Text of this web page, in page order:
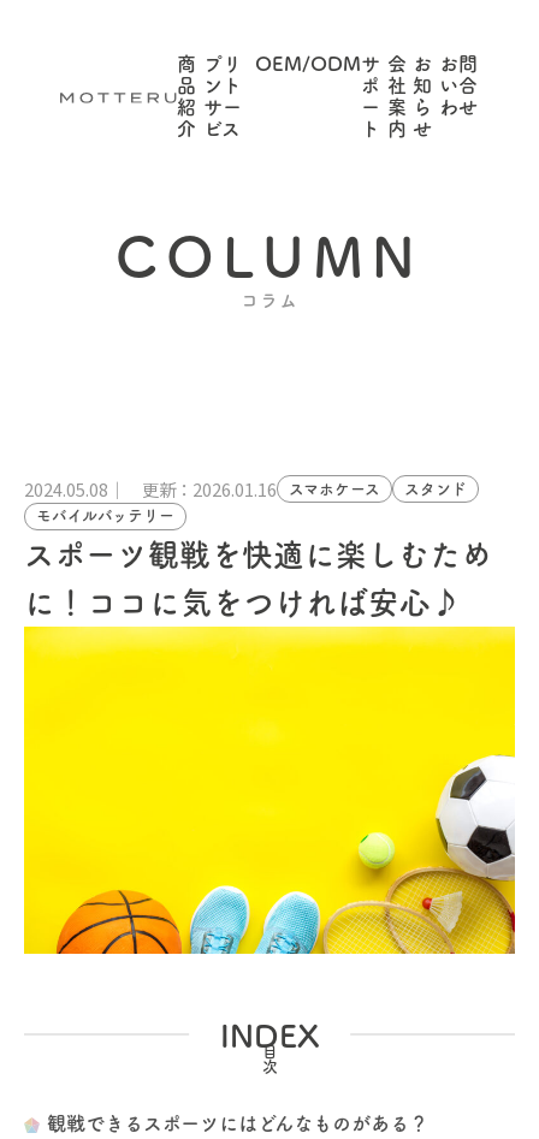
商
品
紹
介
プリ
ント
サー
ビス
OEM/ODMサ
ポ
ー
ト
会
社
案
内
お
知
ら
せ
お問
い合
わせ
COLUMN
コラム
2024.05.08 更新：2026.01.16 スマホケース
スタンド
モバイルバッテリー
スポーツ観戦を快適に楽しむため
に！ココに気をつければ安心♪
INDEX
観戦できるスポーツにはどんなものがある？